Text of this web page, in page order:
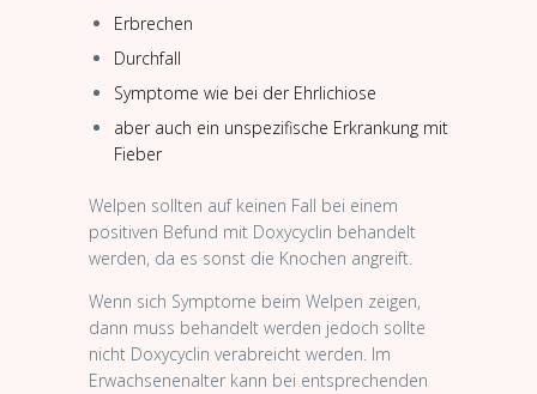
Erbrechen
Durchfall
Symptome wie bei der Ehrlichiose
aber auch ein unspezifische Erkrankung mit
Fieber
Welpen sollten auf keinen Fall bei einem
positiven Befund mit Doxycyclin behandelt
werden, da es sonst die Knochen angreift.
Wenn sich Symptome beim Welpen zeigen,
dann muss behandelt werden jedoch sollte
nicht Doxycyclin verabreicht werden. Im
Erwachsenenalter kann bei entsprechenden